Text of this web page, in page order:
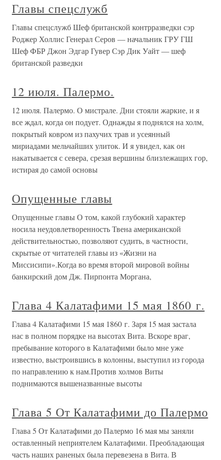
Главы спецслужб
Главы спецслужб Шеф британской контрразведки сэр
Роджер Холлис Генерал Серов — начальник ГРУ ГШ
Шеф ФБР Джон Эдгар Гувер Сэр Дик Уайт — шеф
британской разведки
12 июля. Палермо.
12 июля. Палермо. О мистрале. Дни стояли жаркие, и я
все ждал, когда он подует. Однажды я поднялся на холм,
покрытый ковром из пахучих трав и усеянный
мириадами мельчайших улиток. И я увидел, как он
накатывается с севера, срезая вершины близлежащих гор,
истирая до самой основы
Опущенные главы
Опущенные главы О том, какой глубокий характер
носила неудовлетворенность Твена американской
действительностью, позволяют судить, в частности,
скрытые от читателей главы из «Жизни на
Миссисипи».Когда во время второй мировой войны
банкирский дом Дж. Пирпонта Моргана,
Глава 4 Калатафими 15 мая 1860 г.
Глава 4 Калатафими 15 мая 1860 г. Заря 15 мая застала
нас в полном порядке на высотах Вита. Вскоре враг,
пребывание которого в Калатафими было мне уже
известно, выстроившись в колонны, выступил из города
по направлению к нам.Против холмов Виты
поднимаются вышеназванные высоты
Глава 5 От Калатафими до Палермо
Глава 5 От Калатафими до Палермо 16 мая мы заняли
оставленный неприятелем Калатафими. Преобладающая
часть наших раненых была перевезена в Вита. В